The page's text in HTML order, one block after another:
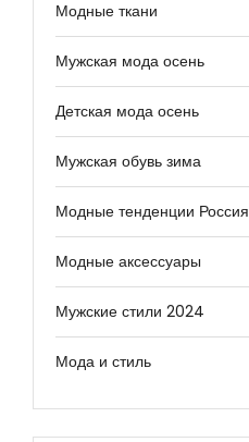
Модные ткани
Мужская мода осень
Детская мода осень
Мужская обувь зима
Модные тенденции Россия
Модные аксессуары
Мужские стили 2024
Мода и стиль